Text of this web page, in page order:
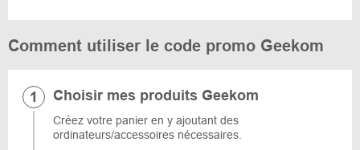
Comment utiliser le code promo Geekom
Choisir mes produits Geekom
Créez votre panier en y ajoutant des
ordinateurs/accessoires nécessaires.